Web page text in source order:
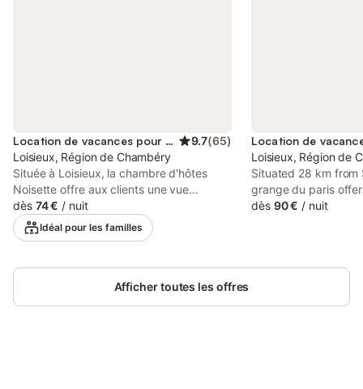
Location de vacances pour 2 personnes 9.7(65)
Loisieux, Région de Chambéry
Située à Loisieux, la chambre d'hôtes
Noisette offre aux clients une vue
magnifique sur les Alpes. La propriété de
15 m² se compose d'une cuisine, d'une
chambre et d'une salle de bain, pouvant
équipements supplémentaires incluent le
Wi-Fi, et une chaise haute est également
disponible sur demande. Cet
dès 74 € / nuit
Idéal pour les familles
Loisieux, Région de
Situated 28 km from
grange du paris
with a terrace. The
dès 90 € / nuit
Afficher toutes les offres